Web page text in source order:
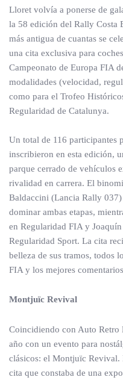
Lloret volvía a ponerse de
la 58 edición del Rally Costa
más antigua de cuantas se
una cita exclusiva para
Campeonato de Europa FIA
modalidades (velocidad,
como para el Trofeo
Regularidad de Catalunya.
Un total de 116 participantes
inscribieron en esta edición,
parque cerrado de vehículos
rivalidad en carrera. El
Baldaccini (Lancia Rally
dominar ambas etapas,
en Regularidad FIA y
Regularidad Sport. La cita
belleza de sus tramos, todos
FIA y los mejores
Montjuïc Revival
Coincidiendo con Auto Retro
año con un evento para
clásicos: el Montjuïc Revival.
cita que constaba de una